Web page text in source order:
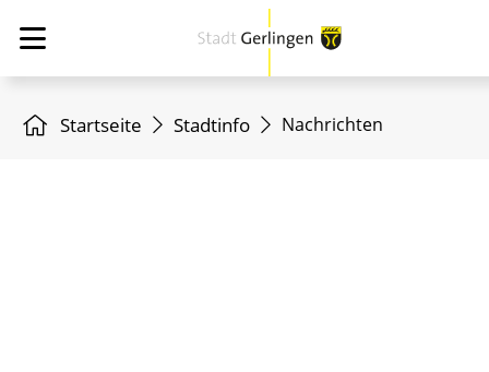
Startseite Stadtinfo Nachrichten